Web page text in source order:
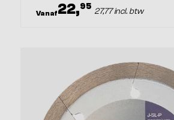
Vanaf22,95 27,77 incl. btw